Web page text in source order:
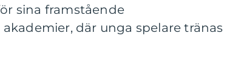
sina framstående
där unga spelare tränas